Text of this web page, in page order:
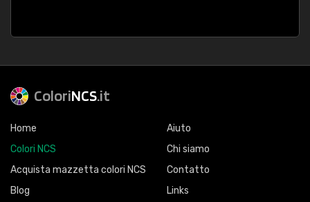
ColoriNCS.it
Home
Colori NCS
Acquista mazzetta colori NCS
Blog
Aiuto
Chi siamo
Contatto
Links